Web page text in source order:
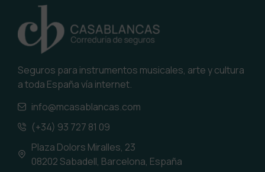
Seguros para instrumentos musicales, arte y cultura
a toda España vía internet.
info@mcasablancas.com
(+34) 93 727 81 09
Plaza Dolors Miralles, 23
08202 Sabadell, Barcelona, España